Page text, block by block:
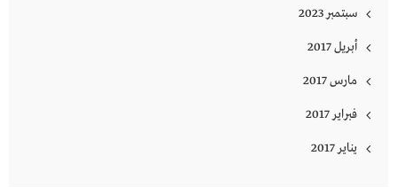
سبتمبر 2023
أبريل 2017
مارس 2017
فبراير 2017
يناير 2017